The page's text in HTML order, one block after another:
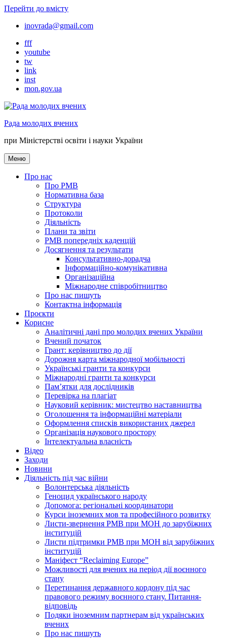
Перейти до вмісту
inovrada@gmail.com
fff
youtube
tw
link
inst
mon.gov.ua
Рада молодих вчених
при Міністерстві освіти і науки України
Меню
Про нас
Про РМВ
Нормативна база
Cтруктура
Протоколи
Діяльність
Плани та звіти
РМВ попередніх каденцій
Досягнення та результати
Консультативно-дорадча
Інформаційно-комунікативна
Організаційна
Міжнародне співробітництво
Про нас пишуть
Контактна інформація
Проєкти
Корисне
Аналітичні дані про молодих вчених України
Вчений початок
Грант: керівництво до дії
Дорожня карта міжнародної мобільності
Українські гранти та конкурси
Міжнародні гранти та конкурси
Памʼятки для дослідників
Перевірка на плагіат
Науковий керівник: мистецтво наставництва
Оголошення та інформаційні матеріали
Оформлення списків використаних джерел
Організація наукового простору
Інтелектуальна власність
Відео
Заходи
Новини
Діяльність під час війни
Волонтерська діяльність
Геноцид українського народу
Допомога: регіональні координатори
Курси іноземних мов та професійного розвитку
Листи-звернення РМВ при МОН до зарубіжних
інституцій
Листи підтримки РМВ при МОН від зарубіжних
інституцій
Маніфест “Reclaiming Europe”
Можливості для вчених на період дії воєнного
стану
Перетинання державного кордону під час
правового режиму воєнного стану. Питання-
відповідь
Подяки іноземним партнерам від українських
вчених
Про нас пишуть